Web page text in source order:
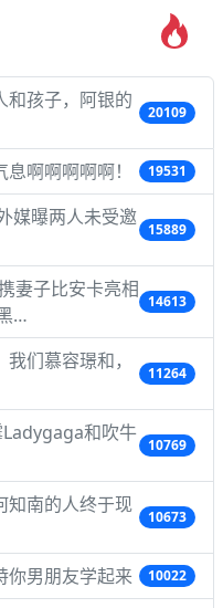
和孩子，阿银的
20109
啊啊啊啊啊！ 19531
媒曝两人未受邀
15889
妻子比安卡亮相
…
14613
们慕容璟和，
11264
和吹牛
10769
知南的人终于现
10673
你男朋友学起来 10022